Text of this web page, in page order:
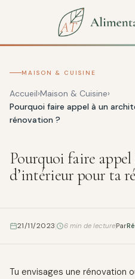
MAISON & CUISINE
Accueil Maison & Cuisine
Pourquoi faire appel à un
rénovation ?
Pourquoi faire
d’intérieur pour ta
21/11/2023 6 min de lecturePar
Tu envisages une rénovation